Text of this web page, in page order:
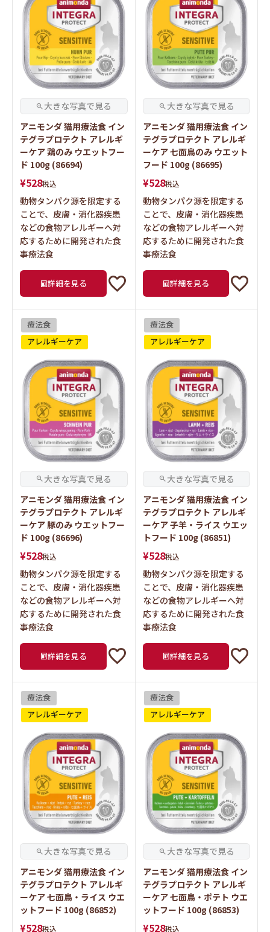
アニモンダ 猫用療法食 イン
テグラプロテクト アレルギ
ーケア 鶏のみ ウエットフー
ド 100g (86694)
¥528税込
動物タンパク源を限定する
ことで、皮膚・消化器疾患
などの食物アレルギーへ対
応するために開発された食
事療法食
詳細を見る
アニモンダ 猫用療法食 イン
テグラプロテクト アレルギ
ーケア 七面鳥のみ ウエット
フード 100g (86695)
¥528税込
動物タンパク源を限定する
ことで、皮膚・消化器疾患
などの食物アレルギーへ対
応するために開発された食
事療法食
詳細を見る
療法食
アレルギーケア
アニモンダ 猫用療法食 イン
テグラプロテクト アレルギ
ーケア 豚のみ ウエットフー
ド 100g (86696)
¥528税込
動物タンパク源を限定する
ことで、皮膚・消化器疾患
などの食物アレルギーへ対
応するために開発された食
事療法食
詳細を見る
療法食
アレルギーケア
アニモンダ 猫用療法食 イン
テグラプロテクト アレルギ
ーケア 子羊・ライス ウエッ
トフード 100g (86851)
¥528税込
動物タンパク源を限定する
ことで、皮膚・消化器疾患
などの食物アレルギーへ対
応するために開発された食
事療法食
詳細を見る
療法食
アレルギーケア
アニモンダ 猫用療法食 イン
テグラプロテクト アレルギ
ーケア 七面鳥・ライス ウエ
ットフード 100g (86852)
¥528税込
療法食
アレルギーケア
アニモンダ 猫用療法食 イン
テグラプロテクト アレルギ
ーケア 七面鳥・ポテト ウエ
ットフード 100g (86853)
¥528税込